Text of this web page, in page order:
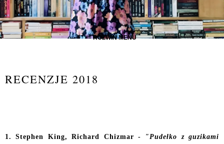
≡ ROZWIŃ MENU
RECENZJE 2018
1. Stephen King, Richard Chizmar - "Pudełko z guzikami